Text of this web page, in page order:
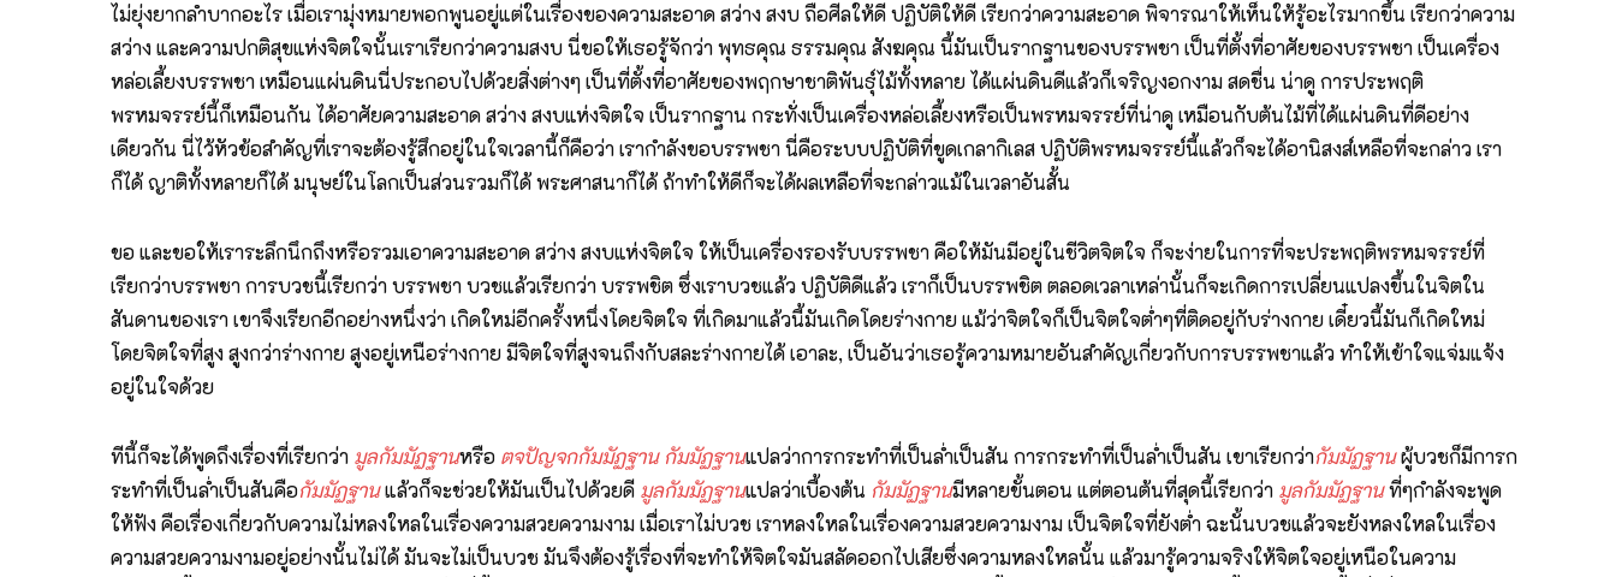
ไม่ยุ่งยากลำบากอะไร เมื่อเรามุ่งหมายพอกพูนอยู่แต่ในเรื่องของความสะอาด สว่าง สงบ ถือศีลให้ดี ปฏิบัติให้ดี เรียกว่าความสะอาด พิจารณาให้เห็นให้รู้อะไรมากขึ้น เรียกว่าความ
สว่าง และความปกติสุขแห่งจิตใจนั้นเราเรียกว่าความสงบ นี่ขอให้เธอรู้จักว่า พุทธคุณ ธรรมคุณ สังฆคุณ นี้มันเป็นรากฐานของบรรพชา เป็นที่ตั้งที่อาศัยของบรรพชา เป็นเครื่อง
หล่อเลี้ยงบรรพชา เหมือนแผ่นดินนี่ประกอบไปด้วยสิ่งต่างๆ เป็นที่ตั้งที่อาศัยของพฤกษาชาติพันธุ์ไม้ทั้งหลาย ได้แผ่นดินดีแล้วก็เจริญงอกงาม สดชื่น น่าดู การประพฤติ
พรหมจรรย์นี้ก็เหมือนกัน ได้อาศัยความสะอาด สว่าง สงบแห่งจิตใจ เป็นรากฐาน กระทั่งเป็นเครื่องหล่อเลี้ยงหรือเป็นพรหมจรรย์ที่น่าดู เหมือนกับต้นไม้ที่ได้แผ่นดินที่ดีอย่าง
เดียวกัน นี่ไว้หัวข้อสำคัญที่เราจะต้องรู้สึกอยู่ในใจเวลานี้ก็คือว่า เรากำลังขอบรรพชา นี่คือระบบปฏิบัติที่ขูดเกลากิเลส ปฏิบัติพรหมจรรย์นี้แล้วก็จะได้อานิสงส์เหลือที่จะกล่าว เรา
ก็ได้ ญาติทั้งหลายก็ได้ มนุษย์ในโลกเป็นส่วนรวมก็ได้ พระศาสนาก็ได้ ถ้าทำให้ดีก็จะได้ผลเหลือที่จะกล่าวแม้ในเวลาอันสั้น
ขอ และขอให้เราระลึกนึกถึงหรือรวมเอาความสะอาด สว่าง สงบแห่งจิตใจ ให้เป็นเครื่องรองรับบรรพชา คือให้มันมีอยู่ในชีวิตจิตใจ ก็จะง่ายในการที่จะประพฤติพรหมจรรย์ที่
เรียกว่าบรรพชา การบวชนี้เรียกว่า บรรพชา บวชแล้วเรียกว่า บรรพชิต ซึ่งเราบวชแล้ว ปฏิบัติดีแล้ว เราก็เป็นบรรพชิต ตลอดเวลาเหล่านั้นก็จะเกิดการเปลี่ยนแปลงขึ้นในจิตใน
สันดานของเรา เขาจึงเรียกอีกอย่างหนึ่งว่า เกิดใหม่อีกครั้งหนึ่งโดยจิตใจ ที่เกิดมาแล้วนี้มันเกิดโดยร่างกาย แม้ว่าจิตใจก็เป็นจิตใจต่ำๆที่ติดอยู่กับร่างกาย เดี๋ยวนี้มันก็เกิดใหม่
โดยจิตใจที่สูง สูงกว่าร่างกาย สูงอยู่เหนือร่างกาย มีจิตใจที่สูงจนถึงกับสละร่างกายได้ เอาละ, เป็นอันว่าเธอรู้ความหมายอันสำคัญเกี่ยวกับการบรรพชาแล้ว ทำให้เข้าใจแจ่มแจ้ง
อยู่ในใจด้วย
ทีนี้ก็จะได้พูดถึงเรื่องที่เรียกว่า มูลกัมมัฏฐานหรือ ตจปัญจกกัมมัฏฐาน กัมมัฏฐานแปลว่าการกระทำที่เป็นล่ำเป็นสัน การกระทำที่เป็นล่ำเป็นสัน เขาเรียกว่ากัมมัฏฐานผู้บวชก็มีการก
ระทำที่เป็นล่ำเป็นสันคือกัมมัฏฐานแล้วก็จะช่วยให้มันเป็นไปด้วยดี มูลกัมมัฏฐานแปลว่าเบื้องต้น กัมมัฏฐานมีหลายขั้นตอน แต่ตอนต้นที่สุดนี้เรียกว่า มูลกัมมัฏฐานที่ๆกำลังจะพูด
ให้ฟัง คือเรื่องเกี่ยวกับความไม่หลงใหลในเรื่องความสวยความงาม เมื่อเราไม่บวช เราหลงใหลในเรื่องความสวยความงาม เป็นจิตใจที่ยังต่ำ ฉะนั้นบวชแล้วจะยังหลงใหลในเรื่อง
ความสวยความงามอยู่อย่างนั้นไม่ได้ มันจะไม่เป็นบวช มันจึงต้องรู้เรื่องที่จะทำให้จิตใจมันสลัดออกไปเสียซึ่งความหลงใหลนั้น แล้วมารู้ความจริงให้จิตใจอยู่เหนือในความ